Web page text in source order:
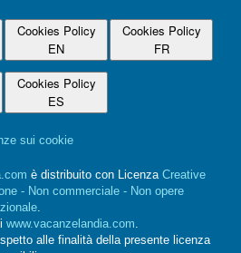
Cookies Policy
EN
Cookies Policy
FR
Cookies Policy
ES
sui cookie
è distribuito con Licenza Creative
- Non commerciale - Non opere
.
www.vacanzelandia.com.
alle finalità della presente licenza